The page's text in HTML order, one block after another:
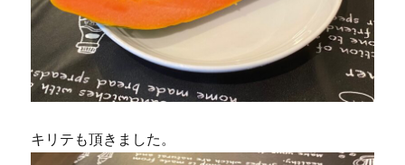
キリテも頂きました。